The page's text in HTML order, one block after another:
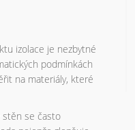
izolace je nezbytné
podmínkách
na materiály, které
stěn se často